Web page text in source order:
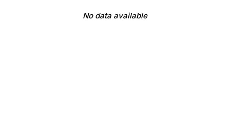
No data available